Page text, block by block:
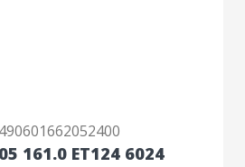
161.0 ET124 6024